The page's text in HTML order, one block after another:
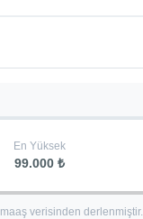
En Yüksek
99.000 ₺
verisinden derlenmiştir.